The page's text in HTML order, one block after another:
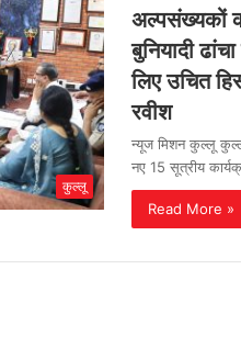
कुल्लू
अल्पसंख्यकों
बुनियादी
लिए उचित
रवीश
न्यूज मिशन कुल्लू
नए 15 सूत्रीय
Read More »